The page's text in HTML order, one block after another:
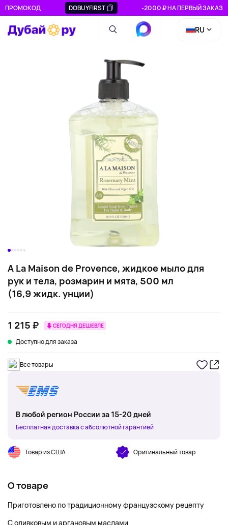
ПРОМОКОД DOBUYFIRST -2000 ₽ НА ПЕРВЫЙ ЗАКАЗ
RU
A La Maison de Provence, жидкое мыло для
рук и тела, розмарин и мята, 500 мл
(16,9 жидк. унции)
1 215 ₽ СЕГОДНЯ ДЕШЕВЛЕ
Доступно для заказа
Все товары
В любой регион России за 15-20 дней
Бесплатная доставка с абсолютной гарантией
Товар из США Оригинальный товар
О товаре
Приготовлено по традиционному французскому рецепту
С оливковым и аргановым маслами